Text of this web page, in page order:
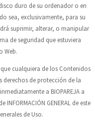
duro de su ordenador o en
sea, exclusivamente, para su
suprimir, alterar, o manipular
de seguridad que estuviera
Web.
cualquiera de los Contenidos
derechos de protección de la
a BIOPAREJAa
GENERAL de este
de Uso.